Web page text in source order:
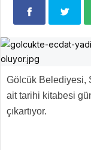
Gölcük Belediyesi,
ait tarihi kitabesi
çıkartıyor.